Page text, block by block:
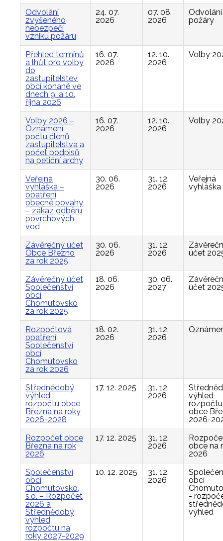
Odvolání
zvýšeného
nebezpečí
vzniku požáru
24. 07.
2026
07. 08.
2026
Odvolání
požáry
Přehled termínů
a lhůt pro volby
do
zastupitelstev
obcí konané ve
dnech 9. a 10.
října 2026
16. 07.
2026
12. 10.
2026
Volby
Volby 2026 –
Oznámení
počtu členů
zastupitelstva a
počet podpisů
na petiční archy
16. 07.
2026
12. 10.
2026
Volby
Veřejná
vyhláška –
opatření
obecné povahy
– zákaz odběru
povrchových
vod
30. 06.
2026
31. 12.
2026
Veřejná
vyhláška
Závěrečný účet
Obce Březno
za rok 2025
30. 06.
2026
31. 12.
2026
účet
Závěrečný účet
Společenství
obcí
Chomutovsko
za rok 2025
18. 06.
2026
30. 06.
2027
účet
Rozpočtová
opatření
Společenství
obcí
Chomutovsko
za rok 2026
18. 02.
2026
31. 12.
2026
Střednědobý
výhled
rozpočtu obce
Března na roky
2026-2028
17. 12. 2025
31. 12.
2026
výhled
rozpočtu
obce
2026-
Rozpočet obce
Března na rok
2026
17. 12. 2025
31. 12.
2026
obce na
2026
Společenství
obcí
Chomutovsko,
s.o. – Rozpočet
2026 a
Střednědobý
výhled
rozpočtu na
roky 2027-2029
10. 12. 2025
31. 12.
2026
obcí
-
výhled